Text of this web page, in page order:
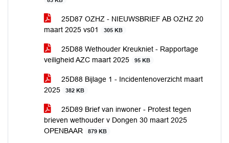
25D87 OZHZ - NIEUWSBRIEF AB OZHZ 20
maart 2025 vs01
305 KB
25D88 Wethouder Kreukniet - Rapportage
veiligheid AZC maart 2025
95 KB
25D88 Bijlage 1 - Incidentenoverzicht maart
2025
382 KB
25D89 Brief van inwoner - Protest tegen
brieven wethouder v Dongen 30 maart 2025
OPENBAAR
879 KB